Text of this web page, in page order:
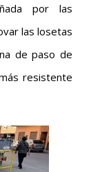
por las
las losetas
de paso de
resistente